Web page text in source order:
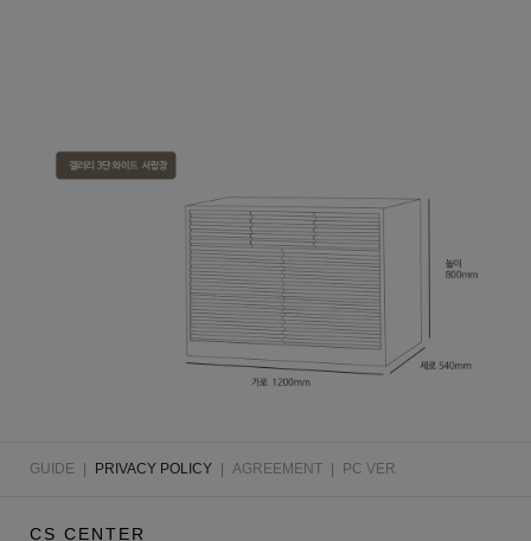
GUIDE | PRIVACY POLICY | AGREEMENT | PC VER
CS CENTER